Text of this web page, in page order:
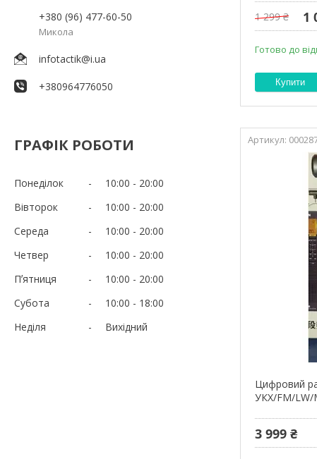
+380 (96) 477-60-50
Микола
infotactik@i.ua
+380964776050
ГРАФІК РОБОТИ
Понеділок 10:00
20:00
Вівторок
10:00
20:00
Середа
10:00
20:00
Четвер
10:00
20:00
Пʼятниця
10:00
20:00
Субота
10:00
18:00
Неділя
Вихідний
1 299 ₴ 1
Готово до
Купити
Цифровий
УКХ/FM/LW/
3 999 ₴